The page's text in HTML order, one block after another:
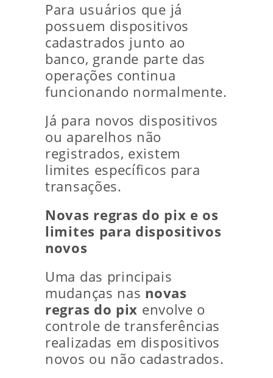
Para usuários que já
possuem dispositivos
cadastrados junto ao
banco, grande parte das
operações continua
funcionando normalmente.
Já para novos dispositivos
ou aparelhos não
registrados, existem
limites específicos para
transações.
Novas regras do pix e os
limites para dispositivos
novos
Uma das principais
mudanças nas novas
regras do pix envolve o
controle de transferências
realizadas em dispositivos
novos ou não cadastrados.